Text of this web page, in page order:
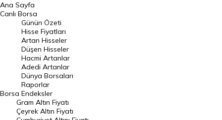
BIST 100 Hisseleri
En Çok Artan Hisseler
En Çok Düşen Hisseler
Hacmi Artanlar
Geçmiş Kapanışlar
Dünya Borsaları
Raporlar
Ana Sayfa
Canlı Borsa
Borsa
Günün Özeti
Hisse Fiyatları
Artan Hisseler
Düşen Hisseler
Hacmi Artanlar
Adedi Artanlar
Dünya Borsaları
Raporlar
Endeksler
Gram Altın Fiyatı
Çeyrek Altın Fiyatı